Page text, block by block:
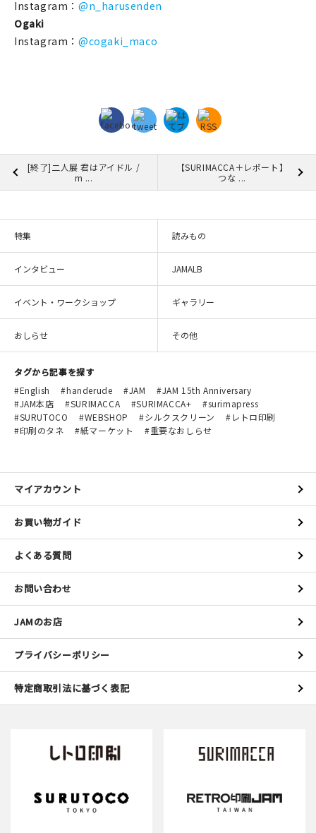
Instagram： @n_harusenden
Ogaki
Instagram： @cogaki_maco
[終了]二人展 君はアイドル /
m ...
【SURIMACCA＋レポート】
つな ...
特集 読みもの
インタビュー JAMALB
イベント・ワークショップ ギャラリー
おしらせ その他
タグから記事を探す
English
handerude JAM
JAM 15th Anniversary
JAM本店
SURIMACCA SURIMACCA+
surimapress
SURUTOCO
WEBSHOP シルクスクリーン
レトロ印刷
印刷のタネ
紙マーケット 重要なおしらせ
マイアカウント
お買い物ガイド
よくある質問
お問い合わせ
JAMのお店
プライバシーポリシー
特定商取引法に基づく表記